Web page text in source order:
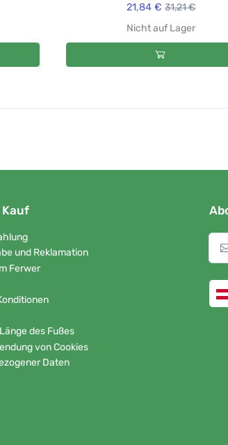
21,84 € 31,21 €
Nicht auf Lager
Kauf
und Reklamation
Ferwer
des Fußes
von Cookies
Daten